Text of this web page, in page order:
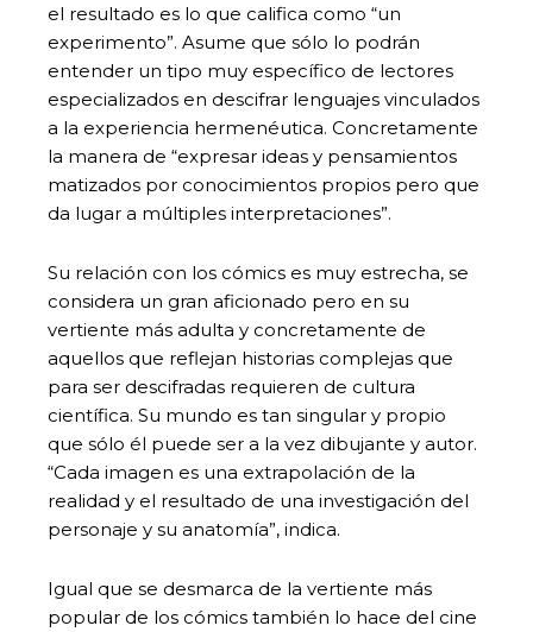
el resultado es lo que califica como “un
experimento”. Asume que sólo lo podrán
entender un tipo muy específico de lectores
especializados en descifrar lenguajes vinculados
a la experiencia hermenéutica. Concretamente
la manera de “expresar ideas y pensamientos
matizados por conocimientos propios pero que
da lugar a múltiples interpretaciones”.
Su relación con los cómics es muy estrecha, se
considera un gran aficionado pero en su
vertiente más adulta y concretamente de
aquellos que reflejan historias complejas que
para ser descifradas requieren de cultura
científica. Su mundo es tan singular y propio
que sólo él puede ser a la vez dibujante y autor.
“Cada imagen es una extrapolación de la
realidad y el resultado de una investigación del
personaje y su anatomía”, indica.
Igual que se desmarca de la vertiente más
popular de los cómics también lo hace del cine